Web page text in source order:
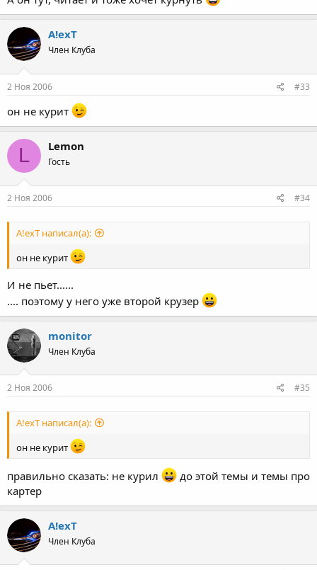
A!exT
Член Клуба
2 Ноя 2006 #33
он не курит
L Lemon
Гость
2 Ноя 2006 #34
A!exT написал(а):
он не курит
И не пьет......
.... поэтому у него уже второй крузер
monitor
Член Клуба
2 Ноя 2006 #35
A!exT написал(а):
он не курит
правильно сказать: не курил
до этой темы и темы про
картер
A!exT
Член Клуба